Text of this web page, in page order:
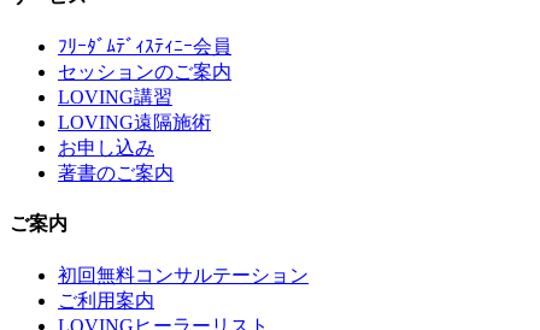
ﾌﾘｰﾀﾞﾑﾃﾞｨｽﾃｨﾆｰ会員
セッションのご案内
LOVING講習
LOVING遠隔施術
お申し込み
著書のご案内
ご案内
初回無料コンサルテーション
ご利用案内
LOVINGヒーラーリスト